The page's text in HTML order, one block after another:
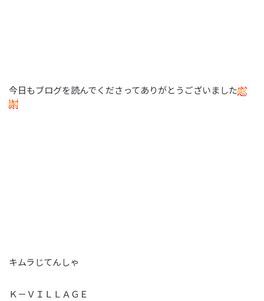
今日もブログを読んでくださってありがとうございました
キムラじてんしゃ
Ｋ－ＶＩＬＬＡＧＥ